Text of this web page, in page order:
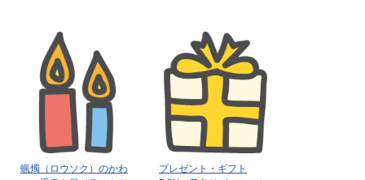
蝋燭（ロウソク）のかわ
プレゼント・ギフト